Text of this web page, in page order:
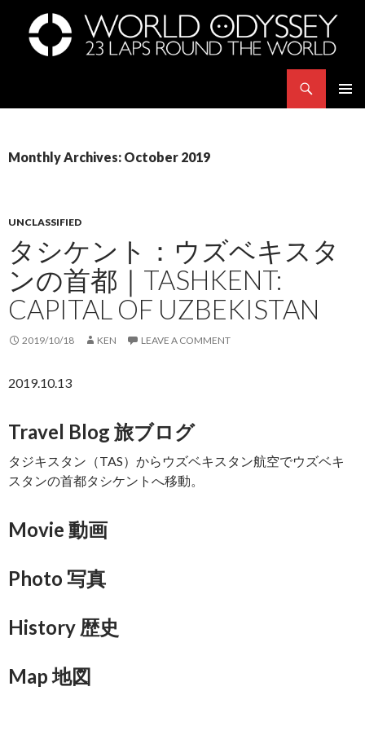
世界23周の旅｜WORLD ODYSSEY: 23 Laps Rond The World
Monthly Archives: October 2019
UNCLASSIFIED
タシケント：ウズベキスタ
ンの首都｜TASHKENT:
CAPITAL OF UZBEKISTAN
2019/10/18 KEN LEAVE A COMMENT
2019.10.13
Travel Blog 旅ブログ
タジキスタン（TAS）からウズベキスタン航空でウズベキ
スタンの首都タシケントへ移動。
Movie 動画
Photo 写真
History 歴史
Map 地図